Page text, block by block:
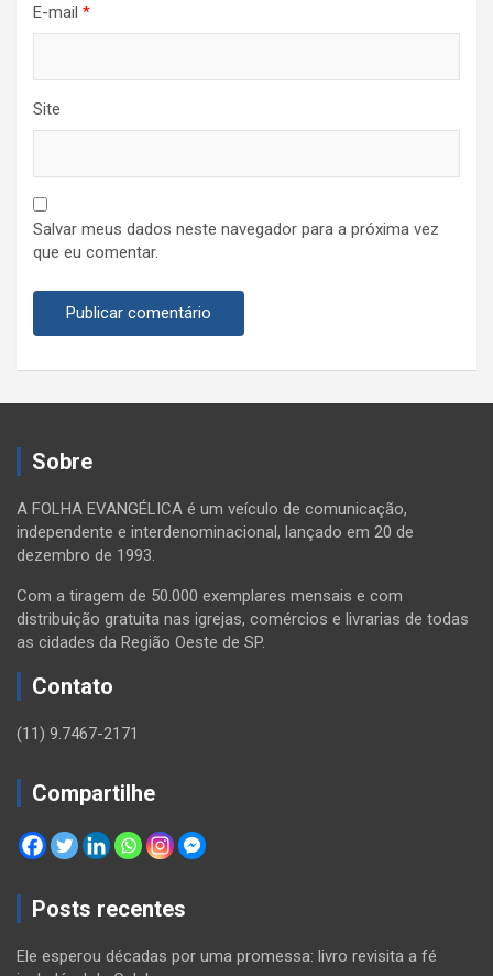
E-mail *
Site
Salvar meus dados neste navegador para a próxima vez
que eu comentar.
Sobre
A FOLHA EVANGÉLICA é um veículo de comunicação,
independente e interdenominacional, lançado em 20 de
dezembro de 1993.
Com a tiragem de 50.000 exemplares mensais e com
distribuição gratuita nas igrejas, comércios e livrarias de todas
as cidades da Região Oeste de SP.
Contato
(11) 9.7467-2171
Compartilhe
Posts recentes
Ele esperou décadas por uma promessa: livro revisita a fé